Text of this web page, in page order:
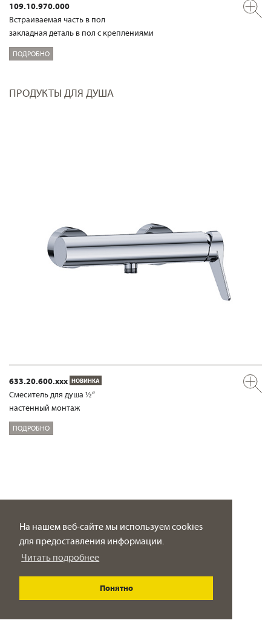
На нашем веб-сайте мы используем cookies
для предоставления информации.
Читать подробнее
Понятно
109.10.970.000
Встраиваемая часть в пол
закладная деталь в пол с креплениями
ПОДРОБНО
ПРОДУКТЫ ДЛЯ ДУША
633.20.600.xxx НОВИНКА
Смеситель для душа ½“
настенный монтаж
ПОДРОБНО